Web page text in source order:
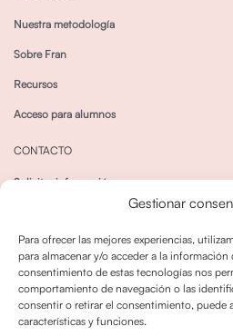
Gestionar
Para ofrecer las mejores experiencias,
para almacenar y/o acceder a la información
consentimiento de estas tecnologías nos
comportamiento de navegación o las
consentir o retirar el consentimiento, puede
características y funciones.
Nuestra metodología
Sobre Fran
Recursos
Acceso para alumnos
CONTACTO
Solicitar información